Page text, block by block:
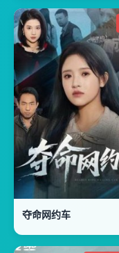
夺命网约车